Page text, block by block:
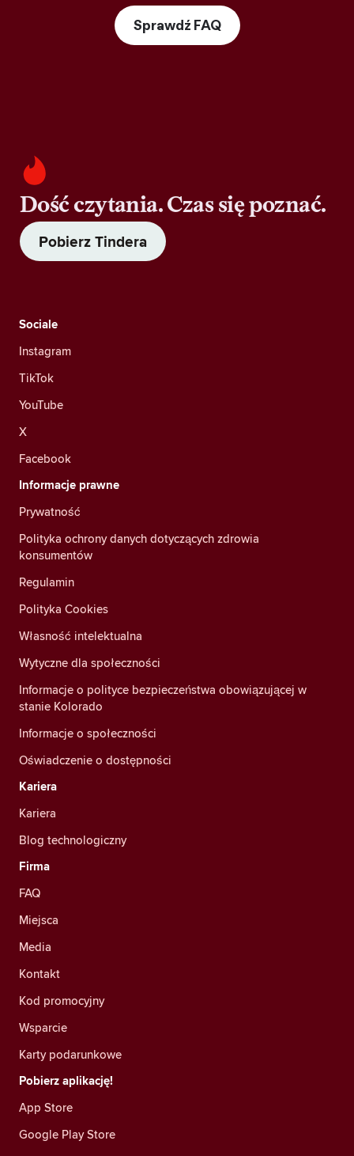
Sprawdź FAQ
Dość czytania. Czas się poznać.
Pobierz Tindera
Sociale
Instagram
TikTok
YouTube
X
Facebook
Informacje prawne
Prywatność
Polityka ochrony danych dotyczących zdrowia
konsumentów
Regulamin
Polityka Cookies
Własność intelektualna
Wytyczne dla społeczności
Informacje o polityce bezpieczeństwa obowiązującej w
stanie Kolorado
Informacje o społeczności
Oświadczenie o dostępności
Kariera
Kariera
Blog technologiczny
Firma
FAQ
Miejsca
Media
Kontakt
Kod promocyjny
Wsparcie
Karty podarunkowe
Pobierz aplikację!
App Store
Google Play Store